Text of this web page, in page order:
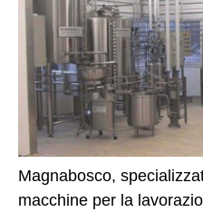
Magnabosco,
macchine per la